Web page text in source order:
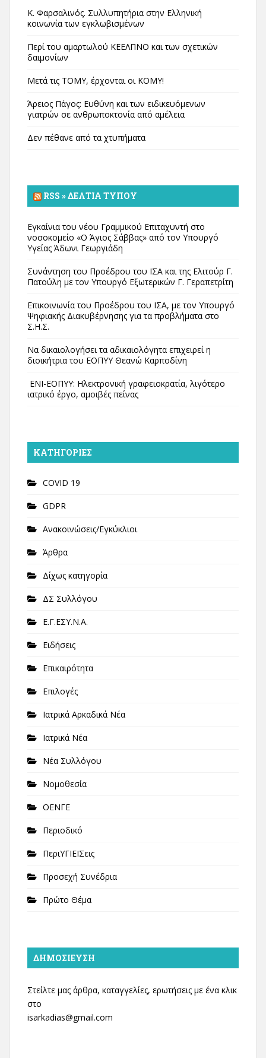
Κ. Φαρσαλινός. Συλλυπητήρια στην Ελληνική
κοινωνία των εγκλωβισμένων
Περί του αμαρτωλού ΚΕΕΛΠΝΟ και των σχετικών
δαιμονίων
Μετά τις ΤΟΜΥ, έρχονται οι ΚΟΜΥ!
Άρειος Πάγος: Ευθύνη και των ειδικευόμενων
γιατρών σε ανθρωποκτονία από αμέλεια
Δεν πέθανε από τα χτυπήματα
RSS » ΔΕΛΤΊΑ ΤΎΠΟΥ
Εγκαίνια του νέου Γραμμικού Επιταχυντή στο
νοσοκομείο «Ο Άγιος Σάββας» από τον Υπουργό
Υγείας Άδωνι Γεωργιάδη
Συνάντηση του Προέδρου του ΙΣΑ και της Ελιτούρ Γ.
Πατούλη με τον Υπουργό Εξωτερικών Γ. Γεραπετρίτη
Επικοινωνία του Προέδρου του ΙΣΑ, με τον Υπουργό
Ψηφιακής Διακυβέρνησης για τα προβλήματα στο
Σ.Η.Σ.
Να δικαιολογήσει τα αδικαιολόγητα επιχειρεί η
διοικήτρια του ΕΟΠΥΥ Θεανώ Καρποδίνη
ΕΝΙ-ΕΟΠΥΥ: Ηλεκτρονική γραφειοκρατία, λιγότερο
ιατρικό έργο, αμοιβές πείνας
KΑΤΗΓΟΡΊΕΣ
COVID 19
GDPR
Ανακοινώσεις/Εγκύκλιοι
Άρθρα
Δίχως κατηγορία
ΔΣ Συλλόγου
Ε.Γ.ΕΣΥ.Ν.Α.
Ειδήσεις
Επικαιρότητα
Επιλογές
Ιατρικά Αρκαδικά Νέα
Ιατρικά Νέα
Νέα Συλλόγου
Νομοθεσία
ΟΕΝΓΕ
Περιοδικό
ΠεριΥΓΙΕΙΣεις
Προσεχή Συνέδρια
Πρώτο Θέμα
ΔΗΜΟΣΊΕΥΣΗ
Στείλτε μας άρθρα, καταγγελίες, ερωτήσεις με ένα κλικ
στο
isarkadias@gmail.com